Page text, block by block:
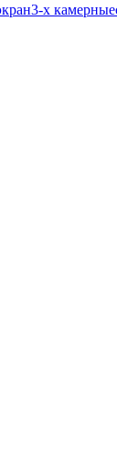
3-х камерные